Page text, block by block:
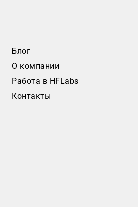
Блог
О компании
Работа в HFLabs
Контакты